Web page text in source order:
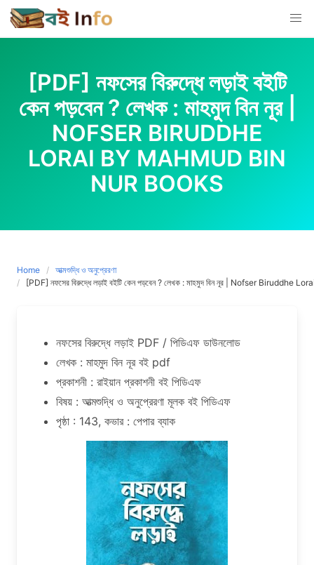
Skip
to
content
[PDF] নফসের বিরুদ্ধে লড়াই বইটি
কেন পড়বেন ? লেখক : মাহমুদ বিন নূর |
NOFSER BIRUDDHE
LORAI BY MAHMUD BIN
NUR BOOKS
Home
আত্মশুদ্ধি ও অনুপ্রেরণা
[PDF] নফসের বিরুদ্ধে লড়াই বইটি কেন পড়বেন ? লেখক : মাহমুদ বিন নূর | Nofser
নফসের বিরুদ্ধে লড়াই PDF / পিডিএফ ডাউনলোড
লেখক : মাহমুদ বিন নূর বই pdf
প্রকাশনী : রাইয়ান প্রকাশনী বই পিডিএফ
বিষয় : আত্মশুদ্ধি ও অনুপ্রেরণা মূলক বই পিডিএফ
পৃষ্ঠা : 143, কভার : পেপার ব্যাক